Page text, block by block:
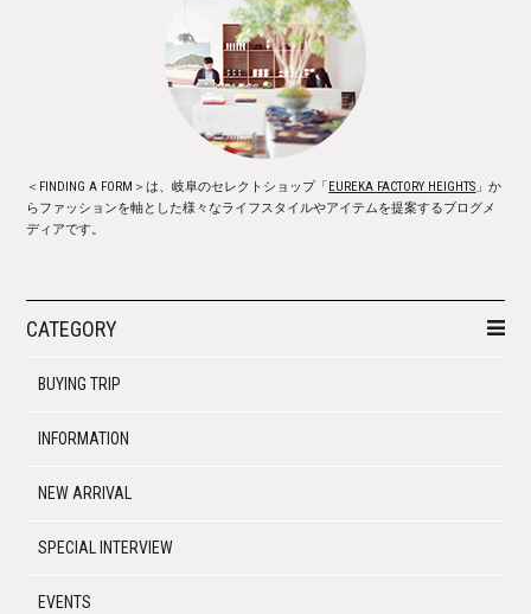
＜FINDING A FORM＞は、岐阜のセレクトショップ「 EUREKA FACTORY HEIGHTS 」か
らファッションを軸とした様々なライフスタイルやアイテムを提案するブログメ
ディアです。
CATEGORY
BUYING TRIP
INFORMATION
NEW ARRIVAL
SPECIAL INTERVIEW
EVENTS